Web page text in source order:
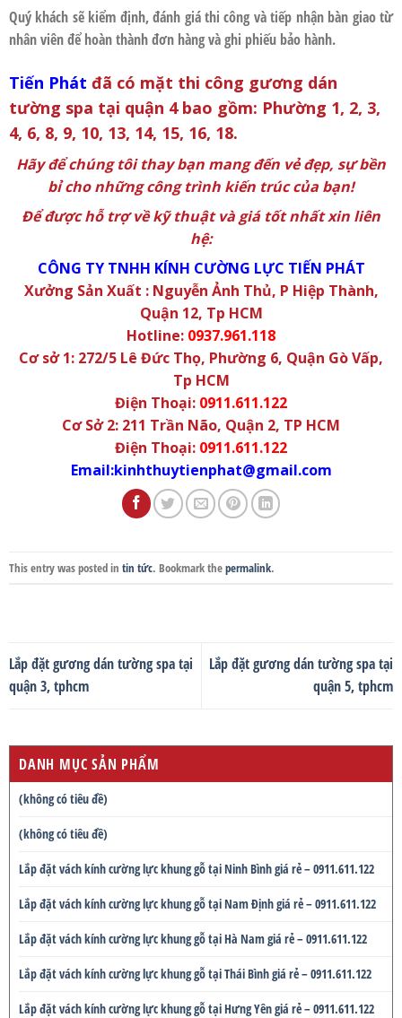
Quý khách sẽ kiểm định, đánh giá thi công và tiếp nhận bàn giao từ
nhân viên để hoàn thành đơn hàng và ghi phiếu bảo hành.
Tiến Phát đã có mặt thi công gương dán
tường spa tại quận 4bao gồm: Phường 1, 2, 3,
4, 6, 8, 9, 10, 13, 14, 15, 16, 18.
Hãy để chúng tôi thay bạn mang đến vẻ đẹp, sự bền
bỉ cho những công trình kiến trúc của bạn!
Để được hỗ trợ về kỹ thuật và giá tốt nhất xin liên
hệ:
CÔNG TY TNHH KÍNH CƯỜNG LỰC TIẾN PHÁT
Xưởng Sản Xuất : Nguyễn Ảnh Thủ, P Hiệp Thành,
Quận 12, Tp HCM
Hotline: 0937.961.118
Cơ sở 1: 272/5 Lê Đức Thọ, Phường 6, Quận Gò Vấp,
Tp HCM
Điện Thoại: 0911.611.122
Cơ Sở 2: 211 Trần Não, Quận 2, TP HCM
Điện Thoại: 0911.611.122
Email:kinhthuytienphat@gmail.com
This entry was posted in tin tức. Bookmark thepermalink.
Lắp đặt gương dán tường spa tại
quận 3, tphcm
Lắp đặt gương dán tường spa tại
quận 5, tphcm
DANH MỤC SẢN PHẨM
(không có tiêu đề)
(không có tiêu đề)
Lắp đặt vách kính cường lực khung gỗ tại Ninh Bình giá rẻ – 0911.611.122
Lắp đặt vách kính cường lực khung gỗ tại Nam Định giá rẻ – 0911.611.122
Lắp đặt vách kính cường lực khung gỗ tại Hà Nam giá rẻ – 0911.611.122
Lắp đặt vách kính cường lực khung gỗ tại Thái Bình giá rẻ – 0911.611.122
Lắp đặt vách kính cường lực khung gỗ tại Hưng Yên giá rẻ – 0911.611.122